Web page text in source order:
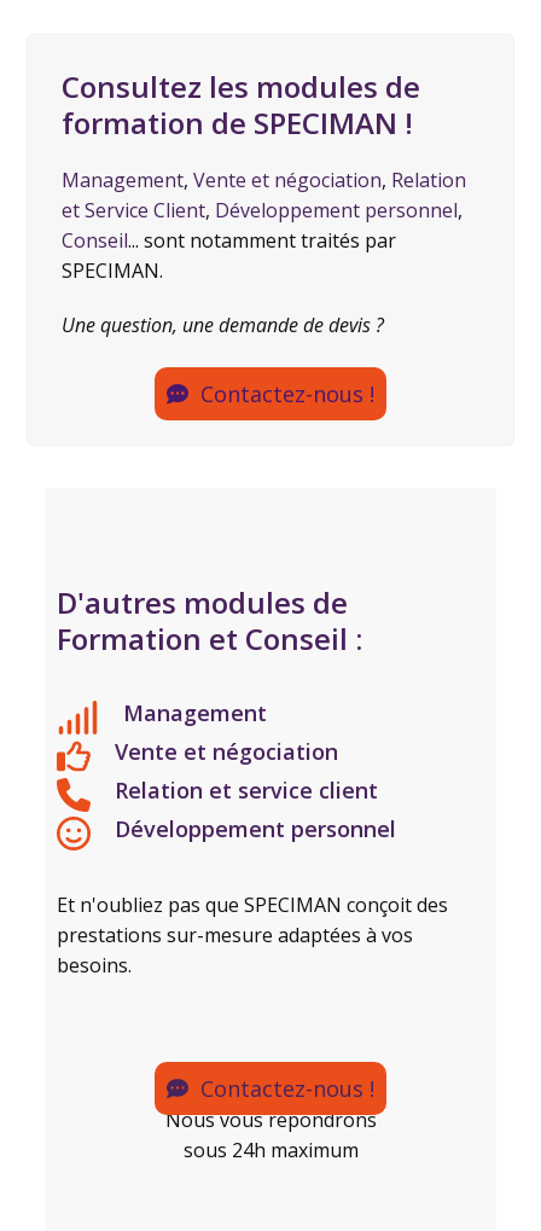
Consultez les modules de
formation de SPECIMAN !
Management,Vente et négociation, Relation
et Service Client, Développement personnel,
Conseil... sont notamment traités par
SPECIMAN.
Une question, une demande de devis ?
Contactez-nous !
D'autres modules de
Formation et Conseil :
Management
Vente et négociation
Relation et service client
Développement personnel
Et n'oubliez pas que SPECIMAN conçoit des
prestations sur-mesure adaptées à vos
besoins.
Contactez-nous !
Nous vous répondrons
sous 24h maximum